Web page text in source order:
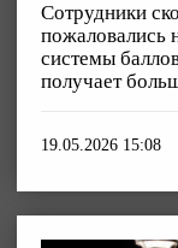
Сотрудники
пожаловались
системы
получает
19.05.2026 15:08